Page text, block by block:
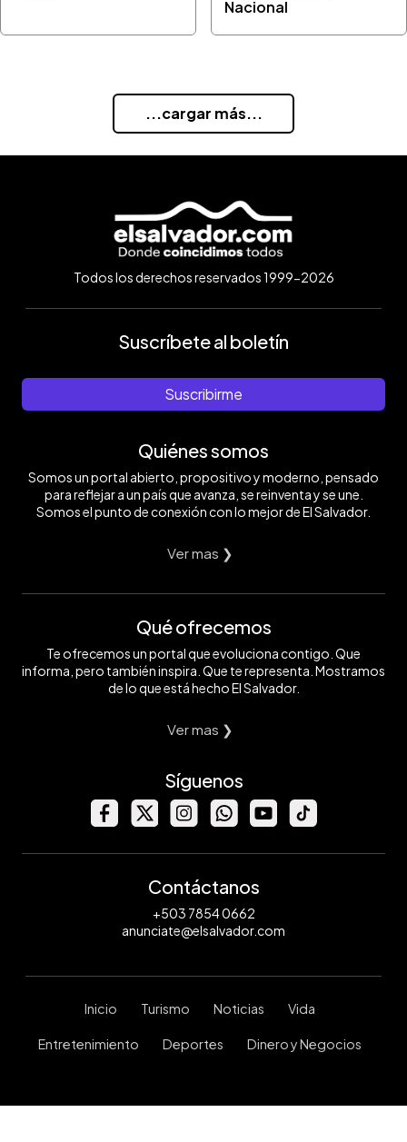
Nacional
...cargar más...
Todos los derechos reservados 1999-2026
Suscríbete al boletín
Suscribirme
Quiénes somos
Somos un portal abierto, propositivo y moderno, pensado
para reflejar a un país que avanza, se reinventa y se une.
Somos el punto de conexión con lo mejor de El Salvador.
Ver mas ❯
Qué ofrecemos
Te ofrecemos un portal que evoluciona contigo. Que
informa, pero también inspira. Que te representa. Mostramos
de lo que está hecho El Salvador.
Ver mas ❯
Síguenos
Contáctanos
+503 7854 0662
anunciate@elsalvador.com
Inicio Turismo Noticias Vida
Entretenimiento Deportes Dinero y Negocios